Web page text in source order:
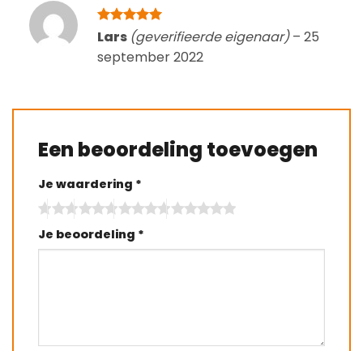
Gewaardeerd
uit 5
Lars (geverifieerde eigenaar) – 25
september 2022
Een beoordeling toevoegen
Je waardering *
Je beoordeling *